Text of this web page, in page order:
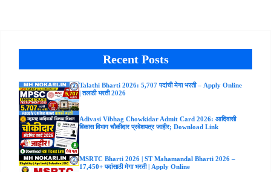
Recent Posts
Talathi Bharti 2026: 5,707 पदांची मेगा भरती – Apply Online
| तलाठी भरती 2026
Adivasi Vibhag Chowkidar Admit Card 2026: आदिवासी
विकास विभाग चौकीदार प्रवेशपत्र जाहीर; Download Link
MSRTC Bharti 2026 | ST Mahamandal Bharti 2026 –
17,450+ पदांसाठी मेगा भरती | Apply Online